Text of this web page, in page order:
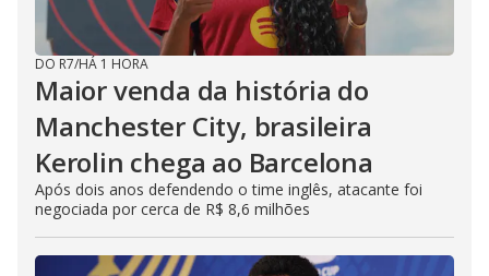
DO R7/HÁ 1 HORA
Maior venda da história do
Manchester City, brasileira
Kerolin chega ao Barcelona
Após dois anos defendendo o time inglês, atacante foi
negociada por cerca de R$ 8,6 milhões